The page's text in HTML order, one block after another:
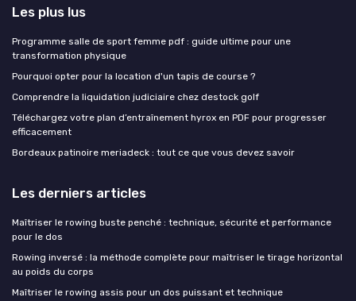
Les plus lus
Programme salle de sport femme pdf : guide ultime pour une
transformation physique
Pourquoi opter pour la location d'un tapis de course ?
Comprendre la liquidation judiciaire chez destock golf
Téléchargez votre plan d’entraînement hyrox en PDF pour progresser
efficacement
Bordeaux patinoire meriadeck : tout ce que vous devez savoir
Les derniers articles
Maîtriser le rowing buste penché : technique, sécurité et performance
pour le dos
Rowing inversé : la méthode complète pour maîtriser le tirage horizontal
au poids du corps
Maîtriser le rowing assis pour un dos puissant et technique